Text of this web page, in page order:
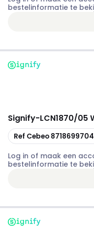
bestelinformatie te
Signify-LCN1870/05
Kopiëren
Ref Cebeo
Log in of maak een
bestelinformatie te